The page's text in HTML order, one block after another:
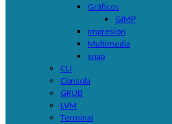
Gráficos
GIMP
Impresión
Multimedia
snap
CLI
Consola
GRUB
LVM
Terminal